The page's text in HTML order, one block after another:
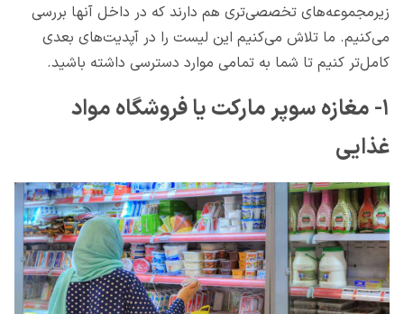
زیرمجموعه‌های تخصصی‌تری هم دارند که در داخل آنها بررسی
می‌کنیم. ما تلاش می‌کنیم این لیست را در آپدیت‌های بعدی
کامل‌‌تر کنیم تا شما به تمامی موارد دسترسی داشته باشید.
۱- مغازه سوپر مارکت یا فروشگاه مواد
غذایی